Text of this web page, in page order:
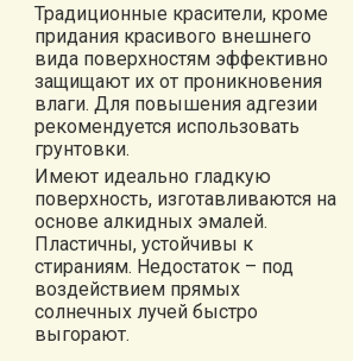
Традиционные красители, кроме
придания красивого внешнего
вида поверхностям эффективно
защищают их от проникновения
влаги. Для повышения адгезии
рекомендуется использовать
грунтовки.
Имеют идеально гладкую
поверхность, изготавливаются на
основе алкидных эмалей.
Пластичны, устойчивы к
стираниям. Недостаток – под
воздействием прямых
солнечных лучей быстро
выгорают.